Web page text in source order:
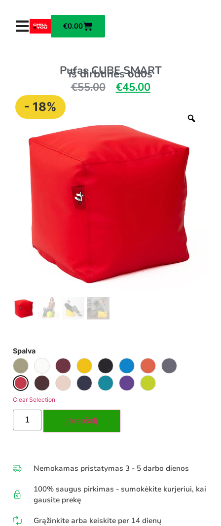
€0.00
Pufas CUBE SMART
iš dirbtinės odos
€55.00 €45.00
- 18%
Spalva
Clear Selection
Į krepšelį
Nemokamas pristatymas 3 - 5 darbo dienos
100% saugus pirkimas - sumokėkite kurjeriui, kai
gausite prekę
Grąžinkite arba keiskite per 14 dienų